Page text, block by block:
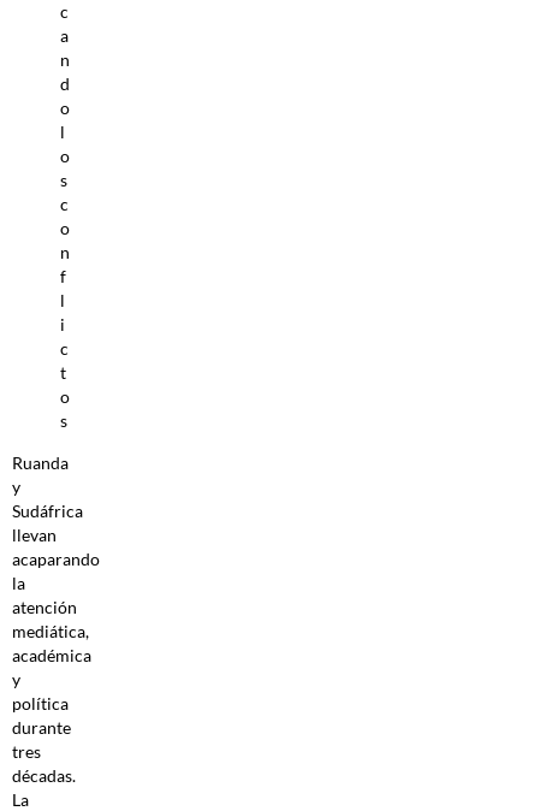
c
a
n
d
o
l
o
s
c
o
n
f
l
i
c
t
o
s
Ruanda
y
Sudáfrica
llevan
acaparando
la
atención
mediática,
académica
y
política
durante
tres
décadas.
La